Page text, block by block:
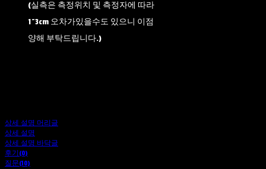
(실측은 측정위치 및 측정자에 따라
1~3cm 오차가있을수도 있으니 이점
양해 부탁드립니다.)
상세 설명 머리글
상세 설명
상세 설명 바닥글
후기(0)
질문(10)